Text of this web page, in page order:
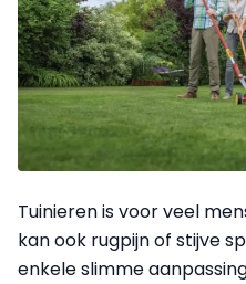
Tuinieren is voor veel
kan ook rugpijn of stijve
enkele slimme